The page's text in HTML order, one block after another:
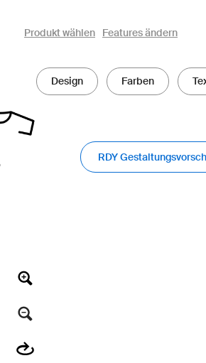
owayo 3D-Konfigurator
Produkt wählen Features ändern
Design Farben
RDY